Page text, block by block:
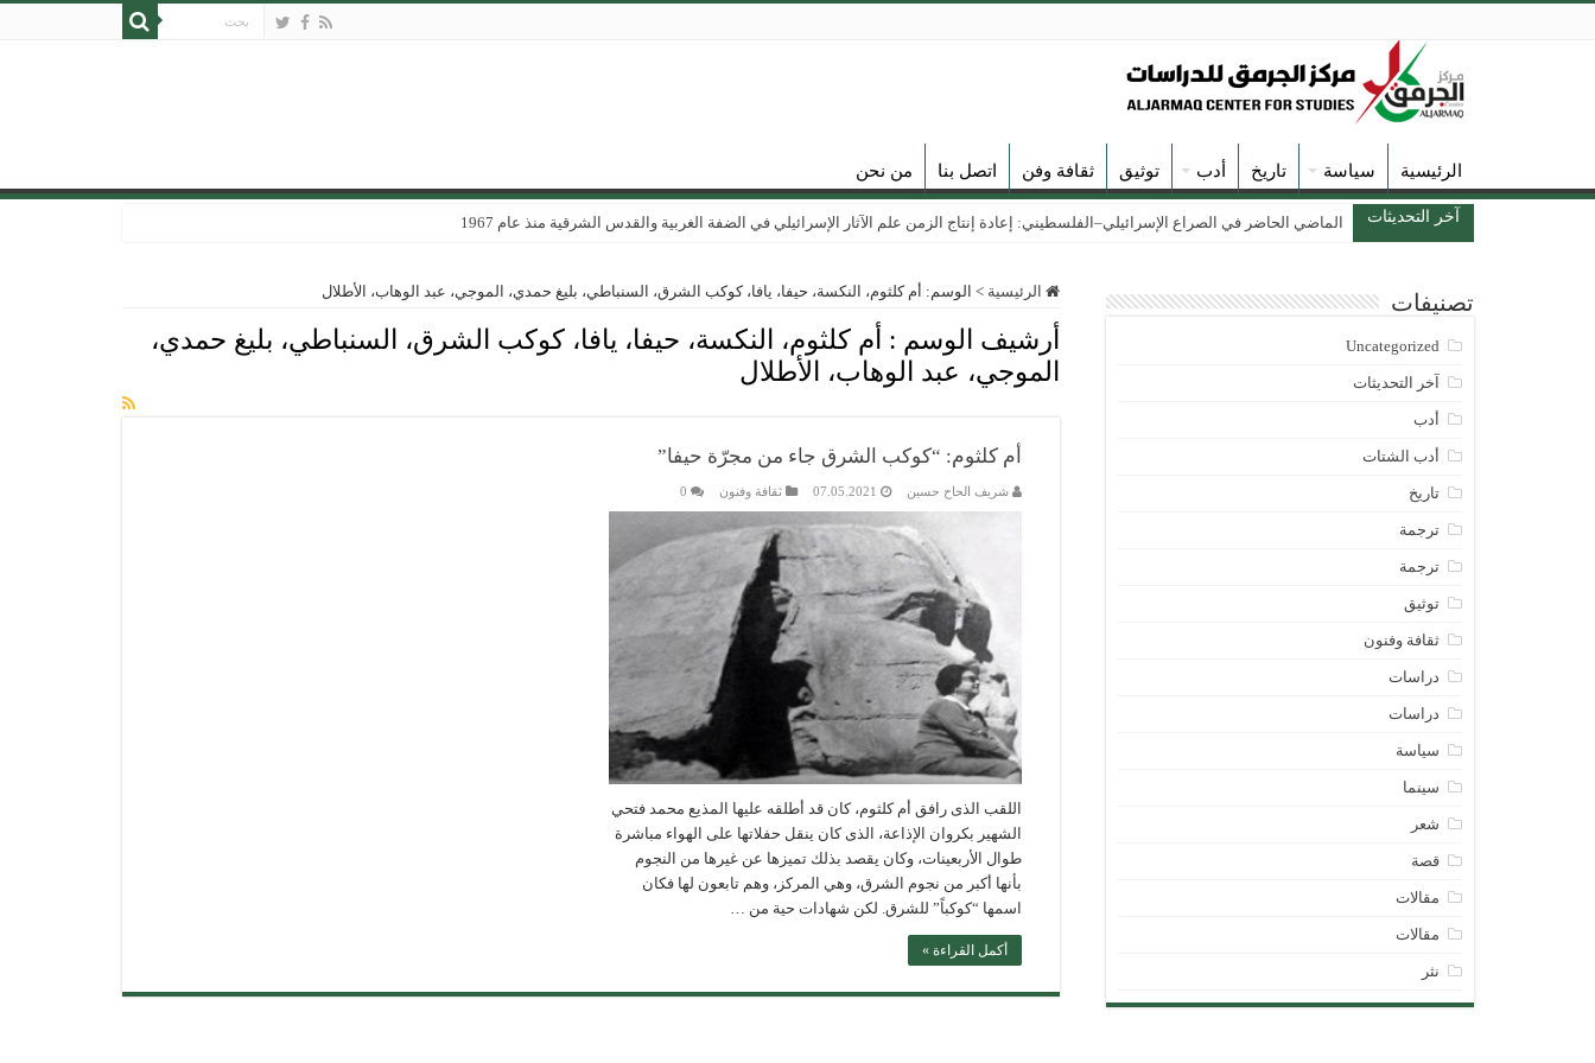
الرئيسية سياسة تاريخ أدب توثيق ثقافة وفن اتصل بنا من نحن
آخر التحديثات الماضي الحاضر في الصراع الإسرائيلي–الفلسطيني: إعادة إنتاج الزمن علم الآثار الإسرائيلي في الضفة الغربية والقدس الشرقية منذ عام 1967
الرئيسية > الوسم: أم كلثوم، النكسة، حيفا، يافا، كوكب الشرق، السنباطي، بليغ حمدي، الموجي، عبد الوهاب، الأطلال
أرشيف الوسم : أم كلثوم، النكسة، حيفا، يافا، كوكب الشرق، السنباطي، بليغ حمدي،
الموجي، عبد الوهاب، الأطلال
أم كلثوم: “كوكب الشرق جاء من مجرّة حيفا”
شريف الحاح حسين 07.05.2021 ثقافة وفنون 0
اللقب الذى رافق أم كلثوم، كان قد أطلقه عليها المذيع محمد فتحي
الشهير بكروان الإذاعة، الذى كان ينقل حفلاتها على الهواء مباشرة
طوال الأربعينات، وكان يقصد بذلك تميزها عن غيرها من النجوم
بأنها أكبر من نجوم الشرق، وهي المركز، وهم تابعون لها فكان
اسمها “كوكباً” للشرق. لكن شهادات حية من …
أكمل القراءة »
تصنيفات
Uncategorized
آخر التحديثات
أدب
أدب الشتات
تاريخ
ترجمة
ترجمة
توثيق
ثقافة وفنون
دراسات
دراسات
سياسة
سينما
شعر
قصة
مقالات
مقالات
نثر